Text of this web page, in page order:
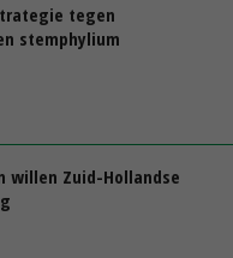
tegen
stemphylium
willen Zuid-Hollandse